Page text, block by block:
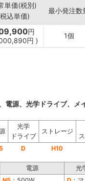
単価(税別)
込単価)
最小発注数
円
円 )
1個
電源、光学ドライブ、
光学
ドライブ
ストレージ
D H10
電源 光